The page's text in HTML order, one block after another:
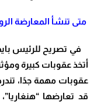
متى تنشأ المعارضة
في تصريح للرئيس
أتخذ عقوبات كبيرة
قد تعارضها